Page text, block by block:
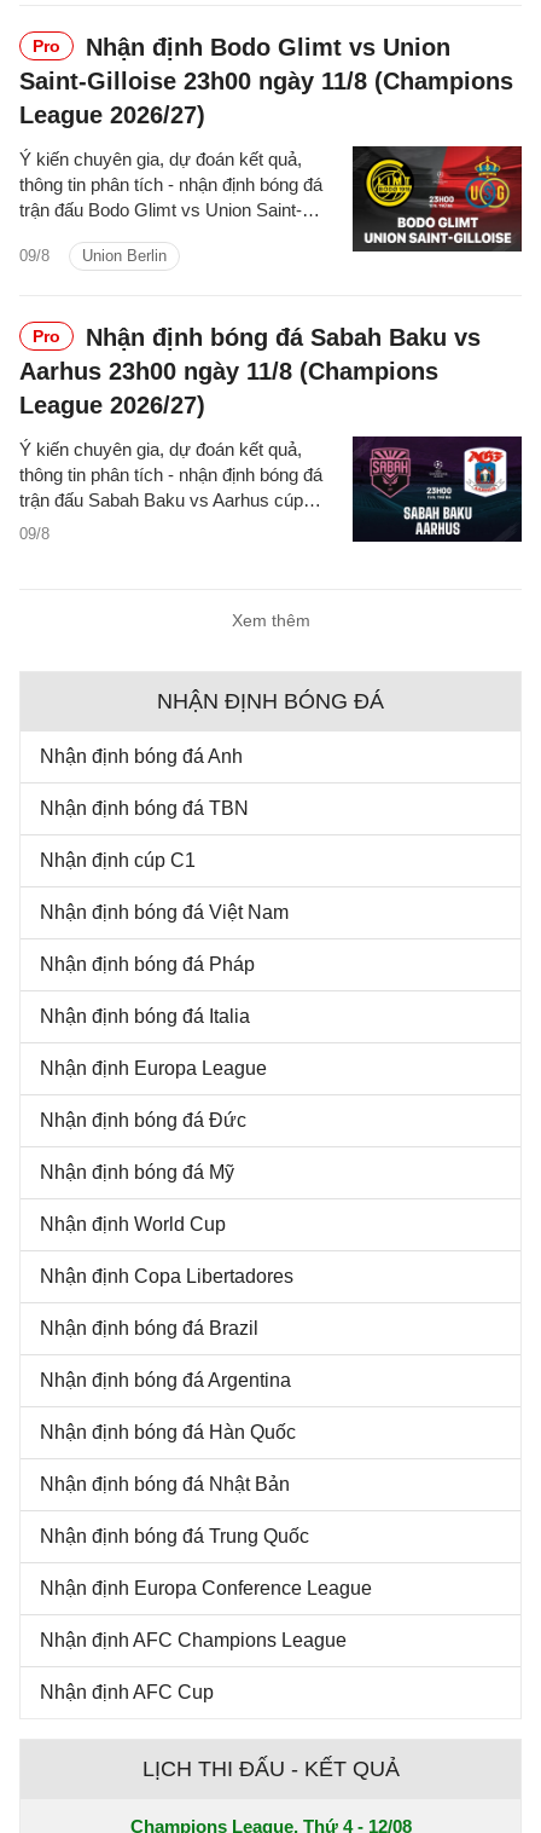
Pro
Nhận định Bodo Glimt vs Union
Saint-Gilloise 23h00 ngày 11/8 (Champions
League 2026/27)
09/8 Union Berlin
Ý kiến chuyên gia, dự đoán kết quả,
thông tin phân tích - nhận định bóng đá
trận đấu Bodo Glimt vs Union Saint-
League 2026/27 hôm nay.
Pro
Nhận định bóng đá Sabah Baku vs
Aarhus 23h00 ngày 11/8 (Champions
League 2026/27)
09/8
Ý kiến chuyên gia, dự đoán kết quả,
thông tin phân tích - nhận định bóng đá
trận đấu Sabah Baku vs Aarhus cúp
C1/UEFA Champions League 2026/27
Xem thêm
NHẬN ĐỊNH BÓNG ĐÁ
Nhận định bóng đá Anh
Nhận định bóng đá TBN
Nhận định cúp C1
Nhận định bóng đá Việt Nam
Nhận định bóng đá Pháp
Nhận định bóng đá Italia
Nhận định Europa League
Nhận định bóng đá Đức
Nhận định bóng đá Mỹ
Nhận định World Cup
Nhận định Copa Libertadores
Nhận định bóng đá Brazil
Nhận định bóng đá Argentina
Nhận định bóng đá Hàn Quốc
Nhận định bóng đá Nhật Bản
Nhận định bóng đá Trung Quốc
Nhận định Europa Conference League
Nhận định AFC Champions League
Nhận định AFC Cup
LỊCH THI ĐẤU - KẾT QUẢ
Champions League, Thứ 4 - 12/08